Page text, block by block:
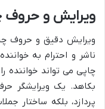
ویرایش و حروف
ویرایش دقیق و حروف
ناشر و احترام به
چاپی می تواند خواننده
بکاهد. یک ویرایشگر
پردازد، بلکه ساختار